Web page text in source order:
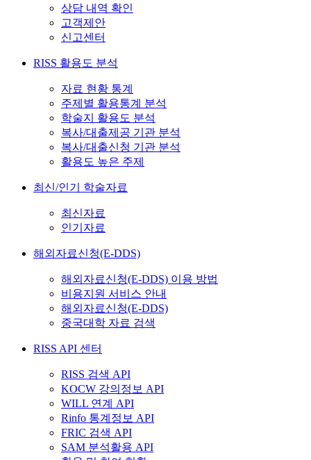
상담 내역 확인
고객제안
신고센터
RISS 활용도 분석
자료 현황 통계
주제별 활용통계 분석
학술지 활용도 분석
복사/대출제공 기관 분석
복사/대출신청 기관 분석
활용도 높은 주제
최신/인기 학술자료
최신자료
인기자료
해외자료신청(E-DDS)
해외자료신청(E-DDS) 이용 방법
비용지원 서비스 안내
해외자료신청(E-DDS)
중국대학 자료 검색
RISS API 센터
RISS 검색 API
KOCW 강의정보 API
WILL 연계 API
Rinfo 통계정보 API
FRIC 검색 API
SAM 분석활용 API